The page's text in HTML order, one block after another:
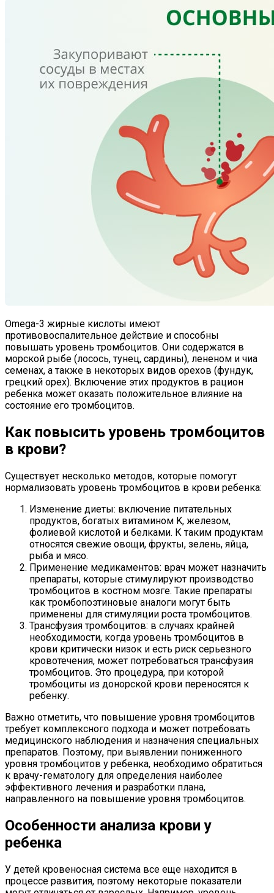
Omega-3 жирные кислоты имеют
противовоспалительное действие и способны
повышать уровень тромбоцитов. Они содержатся в
морской рыбе (лосось, тунец, сардины), лененом и чиа
семенах, а также в некоторых видов орехов (фундук,
грецкий орех). Включение этих продуктов в рацион
ребенка может оказать положительное влияние на
состояние его тромбоцитов.
Как повысить уровень тромбоцитов
в крови?
Существует несколько методов, которые помогут
нормализовать уровень тромбоцитов в крови ребенка:
Изменение диеты: включение питательных
продуктов, богатых витамином K, железом,
фолиевой кислотой и белками. К таким продуктам
относятся свежие овощи, фрукты, зелень, яйца,
рыба и мясо.
Применение медикаментов: врач может назначить
препараты, которые стимулируют производство
тромбоцитов в костном мозге. Такие препараты
как тромбопоэтиновые аналоги могут быть
применены для стимуляции роста тромбоцитов.
Трансфузия тромбоцитов: в случаях крайней
необходимости, когда уровень тромбоцитов в
крови критически низок и есть риск серьезного
кровотечения, может потребоваться трансфузия
тромбоцитов. Это процедура, при которой
тромбоциты из донорской крови переносятся к
ребенку.
Важно отметить, что повышение уровня тромбоцитов
требует комплексного подхода и может потребовать
медицинского наблюдения и назначения специальных
препаратов. Поэтому, при выявлении пониженного
уровня тромбоцитов у ребенка, необходимо обратиться
к врачу-гематологу для определения наиболее
эффективного лечения и разработки плана,
направленного на повышение уровня тромбоцитов.
Особенности анализа крови у
ребенка
У детей кровеносная система все еще находится в
процессе развития, поэтому некоторые показатели